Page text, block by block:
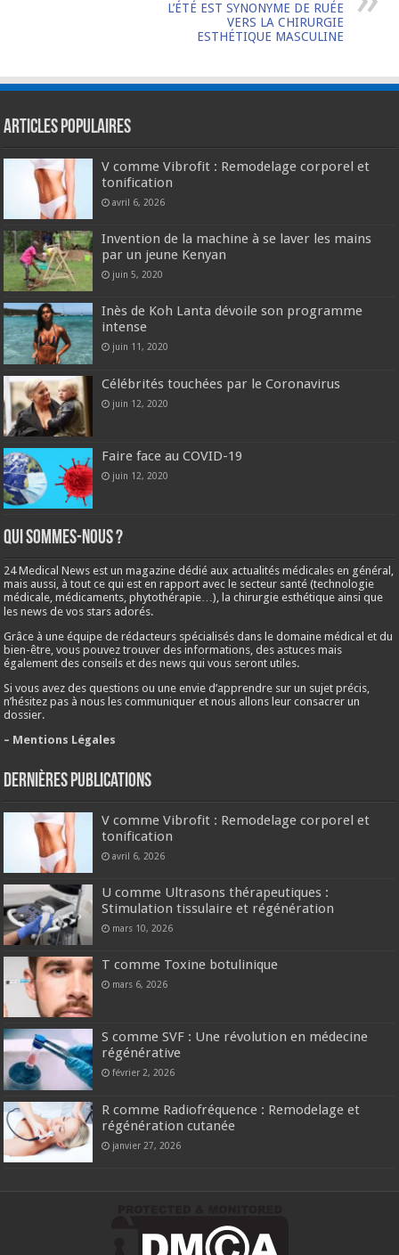
L’ÉTÉ EST SYNONYME DE RUÉE
VERS LA CHIRURGIE
ESTHÉTIQUE MASCULINE
Articles populaires
V comme Vibrofit : Remodelage corporel et
tonification
avril 6, 2026
Invention de la machine à se laver les mains
par un jeune Kenyan
juin 5, 2020
Inès de Koh Lanta dévoile son programme
intense
juin 11, 2020
Célébrités touchées par le Coronavirus
juin 12, 2020
Faire face au COVID-19
juin 12, 2020
Qui sommes-nous ?
24 Medical News est un magazine dédié aux actualités médicales en général,
mais aussi, à tout ce qui est en rapport avec le secteur santé (technologie
médicale, médicaments, phytothérapie…), la chirurgie esthétique ainsi que
les news de vos stars adorés.
Grâce à une équipe de rédacteurs spécialisés dans le domaine médical et du
bien-être, vous pouvez trouver des informations, des astuces mais
également des conseils et des news qui vous seront utiles.
Si vous avez des questions ou une envie d’apprendre sur un sujet précis,
n’hésitez pas à nous les communiquer et nous allons leur consacrer un
dossier.
– Mentions Légales
Dernières publications
V comme Vibrofit : Remodelage corporel et
tonification
avril 6, 2026
U comme Ultrasons thérapeutiques :
Stimulation tissulaire et régénération
mars 10, 2026
T comme Toxine botulinique
mars 6, 2026
S comme SVF : Une révolution en médecine
régénérative
février 2, 2026
R comme Radiofréquence : Remodelage et
régénération cutanée
janvier 27, 2026